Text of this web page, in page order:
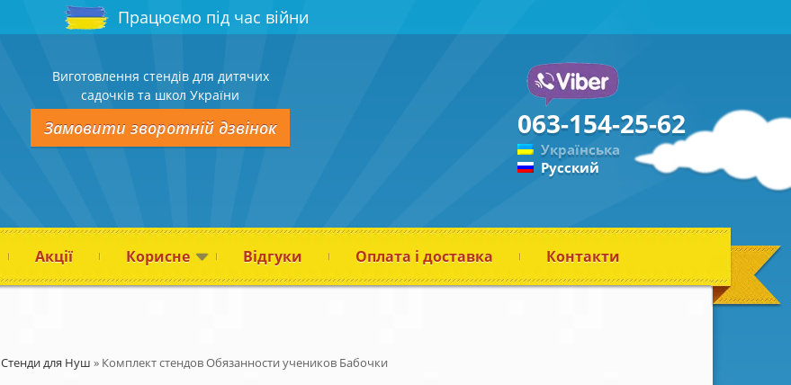
Працюємо під час війни
Виготовлення стендів для дитячих
садочків та школ України
Замовити зворотній дзвінок 063-154-25-62
Українська
Русский
Акції Корисне Відгуки Оплата і доставка Контакти
Стенди для Нуш » Комплект стендов Обязанности учеников Бабочки